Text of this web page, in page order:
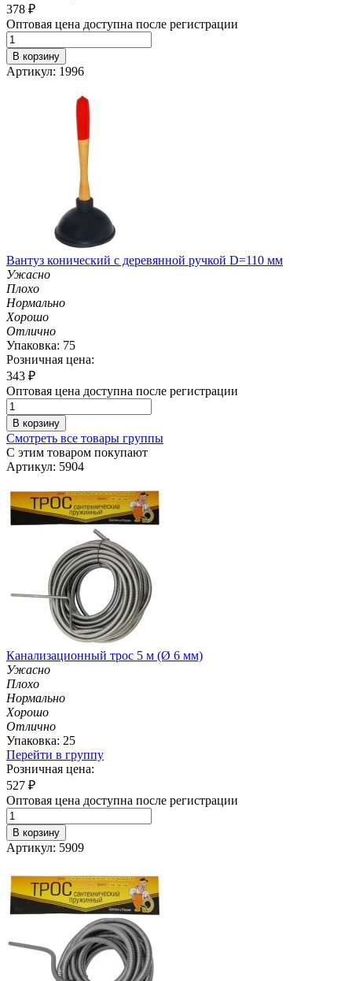
378 ₽
Оптовая цена доступна после регистрации
В корзину
Артикул: 1996
Вантуз конический с деревянной ручкой D=110 мм
Ужасно
Плохо
Нормально
Хорошо
Отлично
Упаковка: 75
Розничная цена:
343 ₽
Оптовая цена доступна после регистрации
В корзину
Смотреть все товары группы
С этим товаром покупают
Артикул: 5904
Канализационный трос 5 м (Ø 6 мм)
Ужасно
Плохо
Нормально
Хорошо
Отлично
Упаковка: 25
Перейти в группу
Розничная цена:
527 ₽
Оптовая цена доступна после регистрации
В корзину
Артикул: 5909